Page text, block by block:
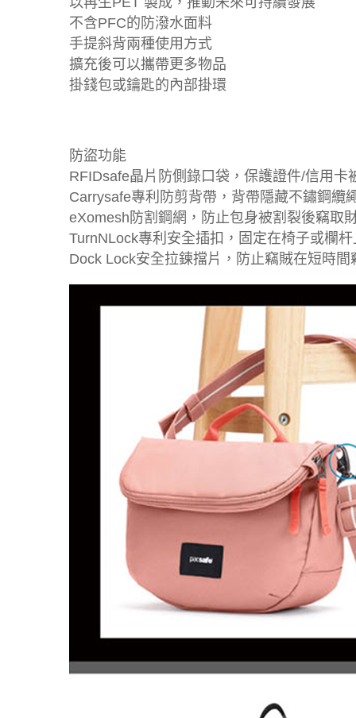
不含PFC的防潑水面料
手提斜背兩種使用方式
擴充後可以攜帶更多物品
掛錢包或鑰匙的內部掛環
防盜功能
RFIDsafe晶片防側錄口袋，保護證件/信用卡
Carrysafe專利防剪背帶，背帶隱藏不鏽鋼纜
eXomesh防割鋼網，防止包身被割裂後竊取
TurnNLock專利安全插扣，固定在椅子或欄
Dock Lock安全拉鍊擋片，防止竊賊在短時間